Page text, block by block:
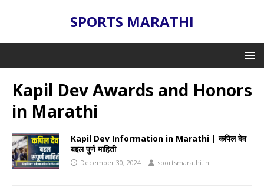
SPORTS MARATHI
Kapil Dev Awards and Honors
in Marathi
Kapil Dev Information in Marathi | कपिल देव
बद्दल पुर्ण माहिती
December 30, 2024 sportsmarathi.in